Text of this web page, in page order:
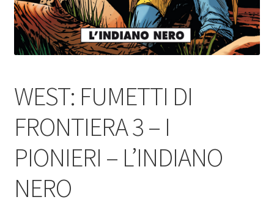
WEST: FUMETTI DI
FRONTIERA 3 – I
PIONIERI – L’INDIANO
NERO